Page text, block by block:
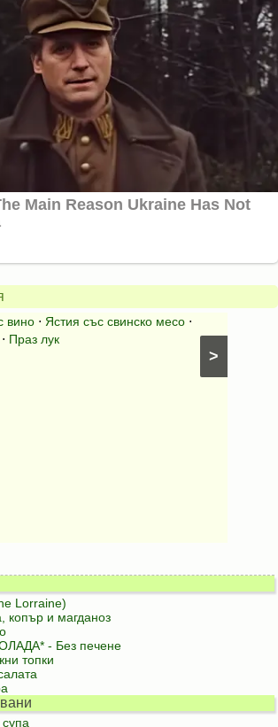
>
вино ⋅ Ястия със свинско месо ⋅
⋅ Праз лук
с
яйца
Lorraine)
копър и магданоз
- Без печене
топки